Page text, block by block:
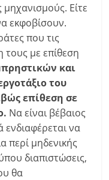
μηχανισμούς. Είτε
εκφοβίσουν.
που τις
με επίθεση
και
του
επίθεση σε
Να είναι βέβαιος
να
περί μηδενικής
διαπιστώσεις,
θα